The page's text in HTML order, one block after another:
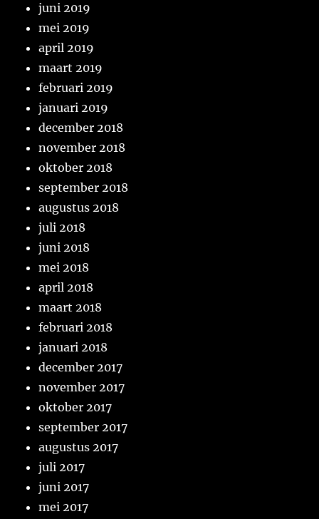
juni 2019
mei 2019
april 2019
maart 2019
februari 2019
januari 2019
december 2018
november 2018
oktober 2018
september 2018
augustus 2018
juli 2018
juni 2018
mei 2018
april 2018
maart 2018
februari 2018
januari 2018
december 2017
november 2017
oktober 2017
september 2017
augustus 2017
juli 2017
juni 2017
mei 2017